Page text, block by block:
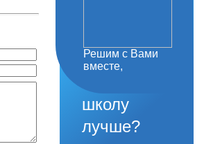
Решим с Вами
вместе,
как
школу
лучше?